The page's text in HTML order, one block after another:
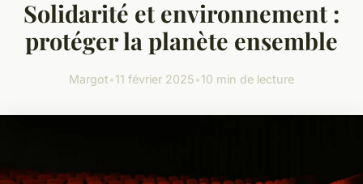
Solidarité et environnement :
protéger la planète ensemble
Margot•11 février 2025•10 min de lecture